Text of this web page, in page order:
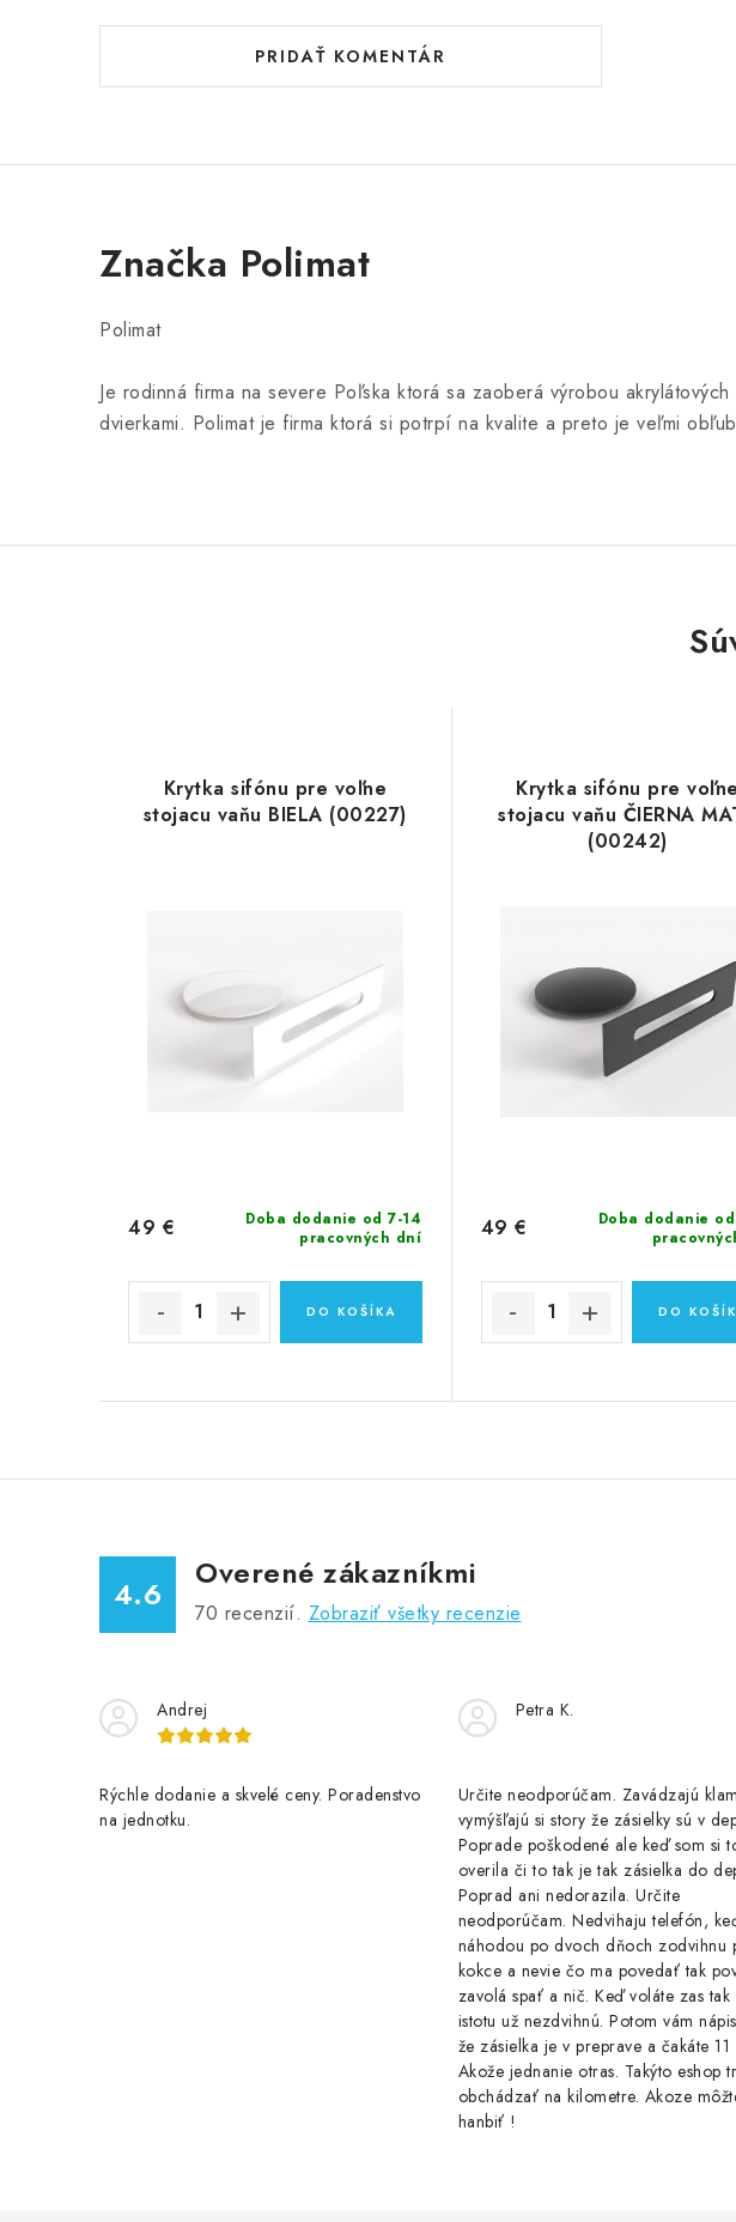
PRIDAŤ KOMENTÁR
Značka Polimat
Polimat
Je rodinná firma na severe Poľska ktorá sa zaoberá výrobou
dvierkami. Polimat je firma ktorá si potrpí na kvalite a preto je veľmi
Krytka sifónu pre voľne
stojacu vaňu BIELA (00227)
Doba dodanie od 7-14
pracovných dní
49 €
DO KOŠÍKA
Krytka sifónu pre voľne
stojacu vaňu ČIERNA
(00242)
Doba dodanie
49 €
DO
4.6
Overené zákazníkmi
70 recenzií. Zobraziť všetky recenzie
Andrej
Rýchle dodanie a skvelé ceny. Poradenstvo
na jednotku.
Petra K.
Určite neodporúčam. Zavádzajú
vymýšľajú si story že zásielky sú v
Poprade poškodené ale keď som si
overila či to tak je tak zásielka do
Poprad ani nedorazila. Určite
neodporúčam. Nedvihaju telefón,
náhodou po dvoch dňoch zodvihnu
kokce a nevie čo ma povedať tak
zavolá spať a nič. Keď voláte zas tak
istotu už nezdvihnú. Potom vám
že zásielka je v preprave a čakáte 11
Akože jednanie otras. Takýto eshop
obchádzať na kilometre. Akoze
hanbiť !